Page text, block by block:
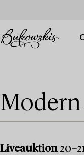
Modern
Liveauktion